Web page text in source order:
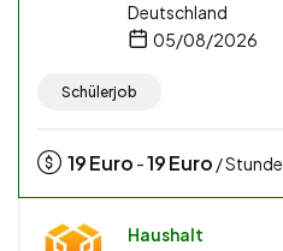
Deutschland
05/08/2026
Schülerjob
19Euro -19Euro / Stunde
Haushalt